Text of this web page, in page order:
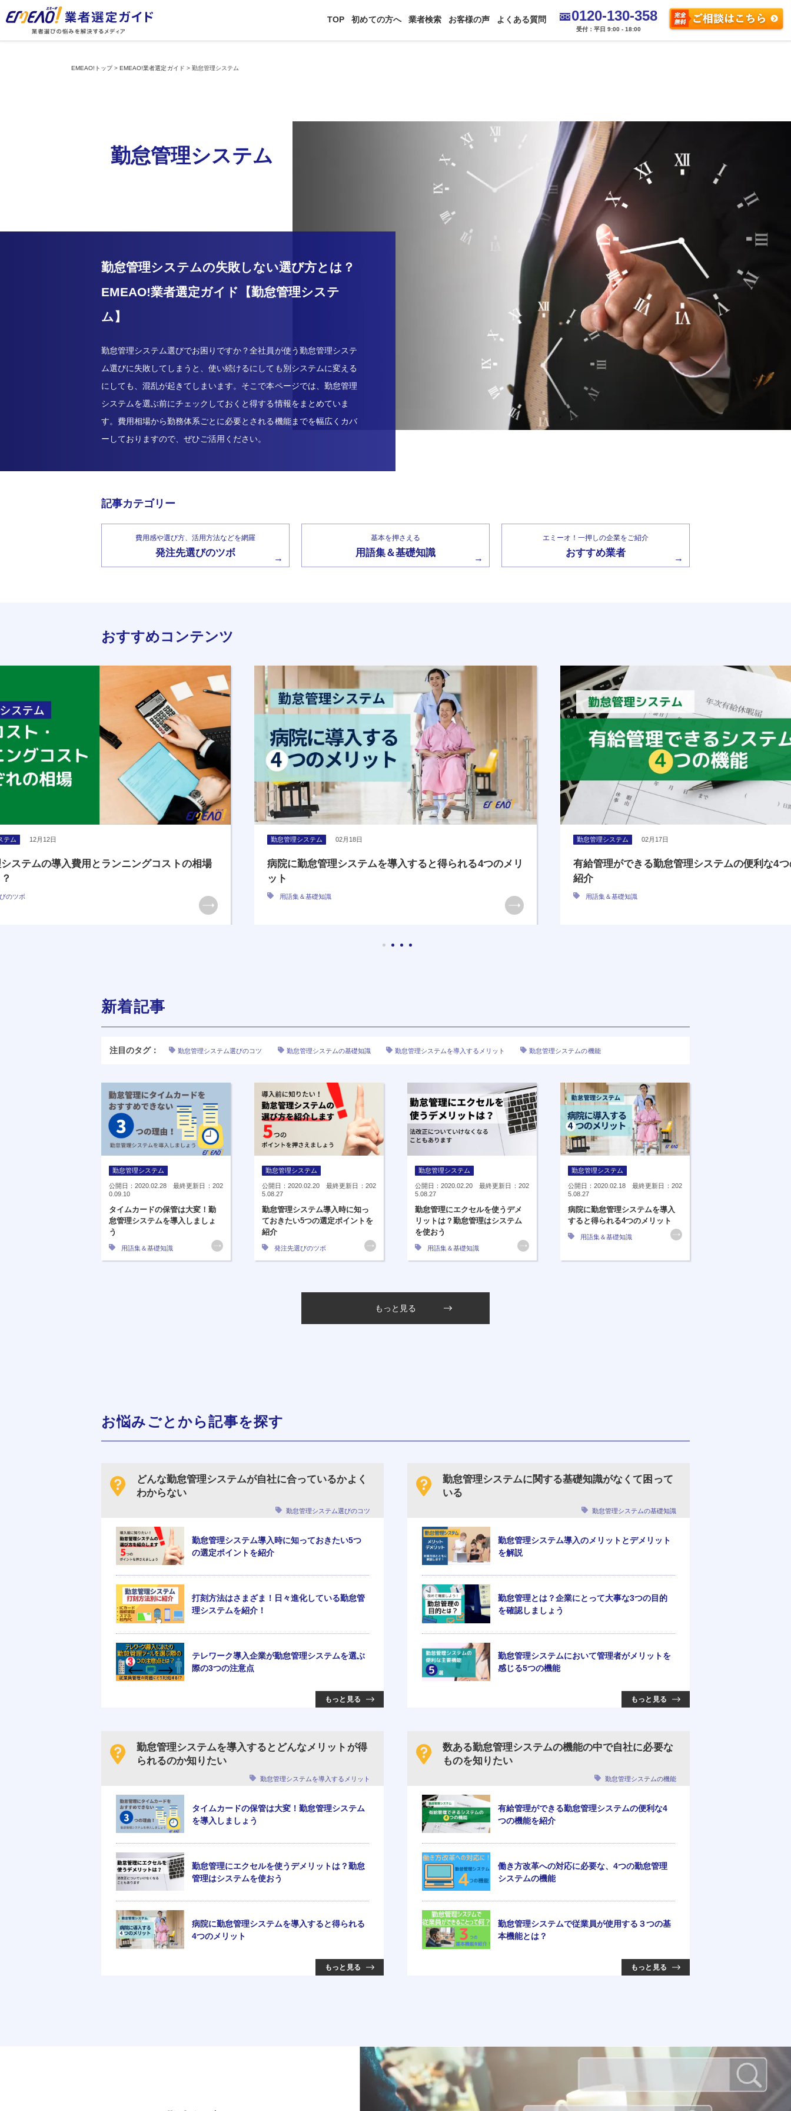
TOP 初めての方へ 業者検索 お客様の声 よくある質問 0120-130-358
受付：平日 9:00 - 18:00
EMEAO!トップ>EMEAO!業者選定ガイド > 勤怠管理システム
勤怠管理システム
勤怠管理システムの失敗しない選び方とは？
EMEAO!業者選定ガイド【勤怠管理システ
ム】
勤怠管理システム選びでお困りですか？全社員が使う勤怠管理システ
ム選びに失敗してしまうと、使い続けるにしても別システムに変える
にしても、混乱が起きてしまいます。そこで本ページでは、勤怠管理
システムを選ぶ前にチェックしておくと得する情報をまとめていま
す。費用相場から勤務体系ごとに必要とされる機能までを幅広くカバ
ーしておりますので、ぜひご活用ください。
記事カテゴリー
費用感や選び方、活用方法などを網羅
発注先選びのツボ →
基本を押さえる
用語集＆基礎知識 →
エミーオ！一押しの企業をご紹介
おすすめ業者 →
おすすめコンテンツ
テム 12月12日
ステムの導入費用とランニングコストの相場
のツボ
勤怠管理システム 02月18日
病院に勤怠管理システムを導入すると得られる4つのメリ
ット
用語集＆基礎知識
勤怠管理システム 02月17日
有給管理ができる勤怠管理システムの便利な4
紹介
用語集＆基礎知識
新着記事
注目のタグ： 勤怠管理システム選びのコツ 勤怠管理システムの基礎知識 勤怠管理システムを導入するメリット 勤怠管理システムの機能
勤怠管理システム
公開日：2020.02.28 最終更新日：202
0.09.10
タイムカードの保管は大変！勤
怠管理システムを導入しましょ
う
用語集＆基礎知識
勤怠管理システム
公開日：2020.02.20 最終更新日：202
5.08.27
勤怠管理システム導入時に知っ
ておきたい5つの選定ポイントを
紹介
発注先選びのツボ
勤怠管理システム
公開日：2020.02.20 最終更新日：202
5.08.27
勤怠管理にエクセルを使うデメ
リットは？勤怠管理はシステム
を使おう
用語集＆基礎知識
勤怠管理システム
公開日：2020.02.18 最終更新日：202
5.08.27
病院に勤怠管理システムを導入
すると得られる4つのメリット
用語集＆基礎知識
もっと見る
お悩みごとから記事を探す
どんな勤怠管理システムが自社に合っているかよく
わからない
勤怠管理システム選びのコツ
勤怠管理システム導入時に知っておきたい5つ
の選定ポイントを紹介
打刻方法はさまざま！日々進化している勤怠管
理システムを紹介！
テレワーク導入企業が勤怠管理システムを選ぶ
際の3つの注意点
もっと見る
勤怠管理システムに関する基礎知識がなくて困って
いる
勤怠管理システムの基礎知識
勤怠管理システム導入のメリットとデメリット
を解説
勤怠管理とは？企業にとって大事な3つの目的
を確認しましょう
勤怠管理システムにおいて管理者がメリットを
感じる5つの機能
もっと見る
勤怠管理システムを導入するとどんなメリットが得
られるのか知りたい
勤怠管理システムを導入するメリット
タイムカードの保管は大変！勤怠管理システム
を導入しましょう
勤怠管理にエクセルを使うデメリットは？勤怠
管理はシステムを使おう
病院に勤怠管理システムを導入すると得られる
4つのメリット
もっと見る
数ある勤怠管理システムの機能の中で自社に必要な
ものを知りたい
勤怠管理システムの機能
有給管理ができる勤怠管理システムの便利な4
つの機能を紹介
働き方改革への対応に必要な、4つの勤怠管理
システムの機能
勤怠管理システムで従業員が使用する３つの基
本機能とは？
もっと見る